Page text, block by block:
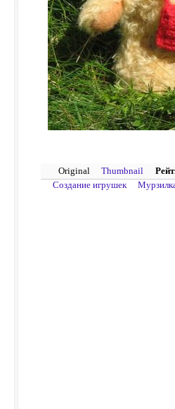
Original Thumbnail
Создание игрушек